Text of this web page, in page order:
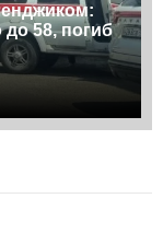
58, погиб